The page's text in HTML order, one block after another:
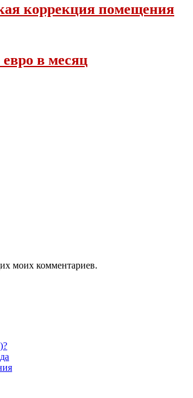
коррекция помещения
в месяц
моих комментариев.